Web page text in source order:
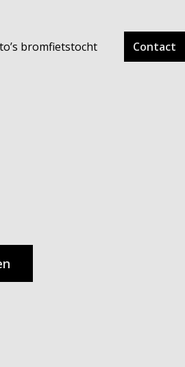
bromfietstocht Contact